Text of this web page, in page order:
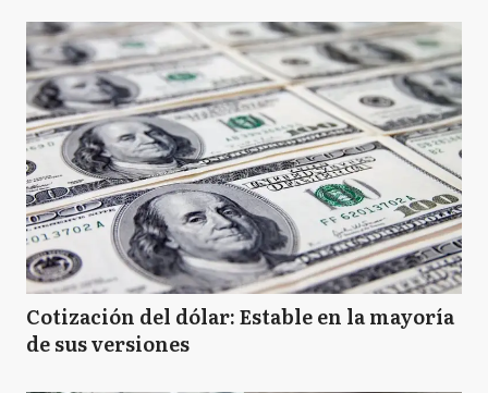
Cotización del dólar: Estable en la mayoría
de sus versiones